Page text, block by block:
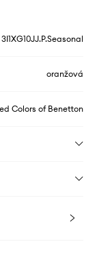
3I1XG10JJ.P.Seasonal
oranžová
Colors of Benetton